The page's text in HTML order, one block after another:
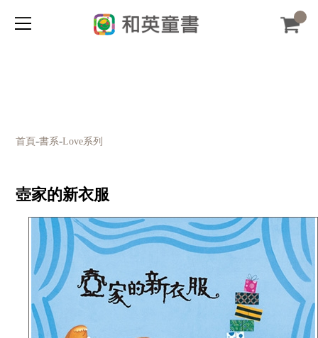
首頁-書系-Love系列
壺家的新衣服